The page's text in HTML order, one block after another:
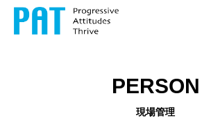
あなたの持ち味が、 誰かの力になる。
PERSON
現場管理